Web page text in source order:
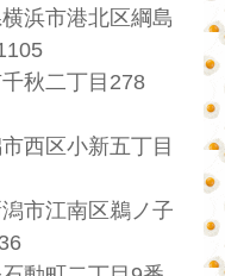
浜市港北区綱島
秋二丁目278
西区小新五丁目
市江南区鵜ノ子